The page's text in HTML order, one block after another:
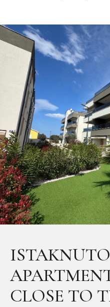
CLOSE TO